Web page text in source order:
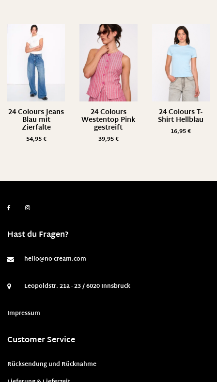
24 Colours Jeans
Blau mit
Zierfalte
54,95€
24 Colours
Westentop Pink
gestreift
39,95€
24 Colours T-
Shirt Hellblau
16,95€
Hast du Fragen?
hello@no-cream.com
Leopoldstr. 21a - 23 / 6020 Innsbruck
Impressum
Customer Service
Rücksendung und Rücknahme